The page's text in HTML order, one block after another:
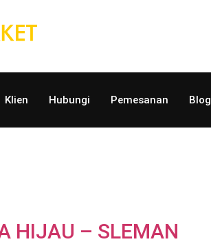
Klien Hubungi Pemesanan Blog
HIJAU – SLEMAN